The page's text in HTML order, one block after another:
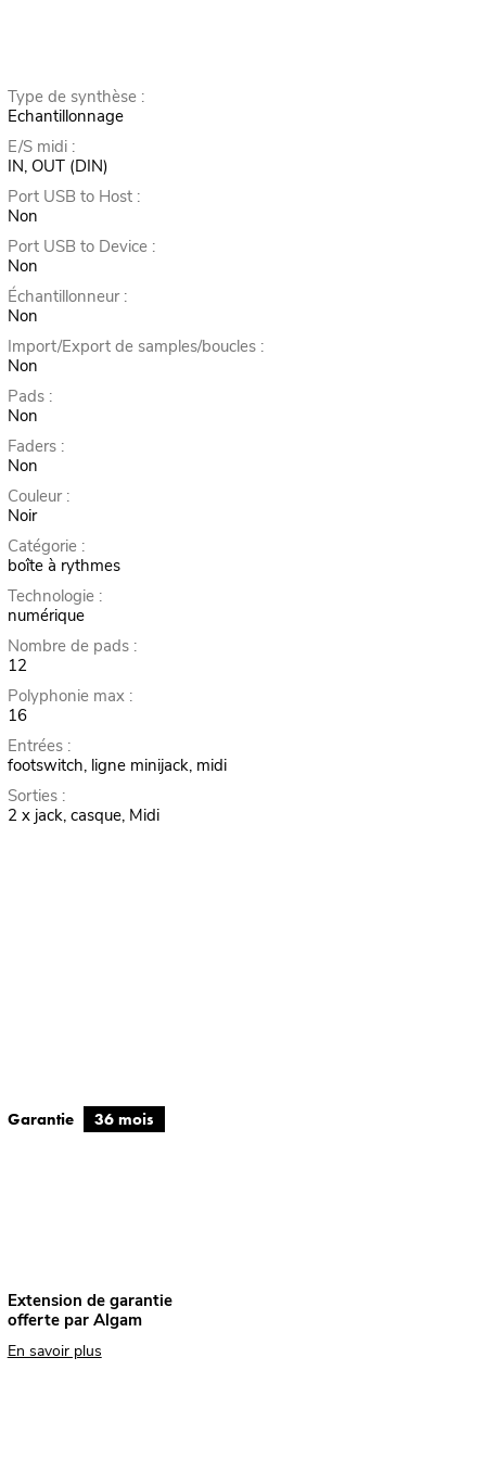
Type de synthèse :
Echantillonnage
E/S midi :
IN, OUT (DIN)
Port USB to Host :
Non
Port USB to Device :
Non
Échantillonneur :
Non
Import/Export de samples/boucles :
Non
Pads :
Non
Faders :
Non
Couleur :
Noir
Catégorie :
boîte à rythmes
Technologie :
numérique
Nombre de pads :
12
Polyphonie max :
16
Entrées :
footswitch, ligne minijack, midi
Sorties :
2 x jack, casque, Midi
Garantie 36 mois
Extension de garantie
offerte par Algam
En savoir plus